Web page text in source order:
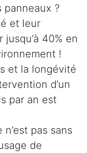
?
et leur
40% en
!
et la longévité
d’un
par an est
pas sans
de